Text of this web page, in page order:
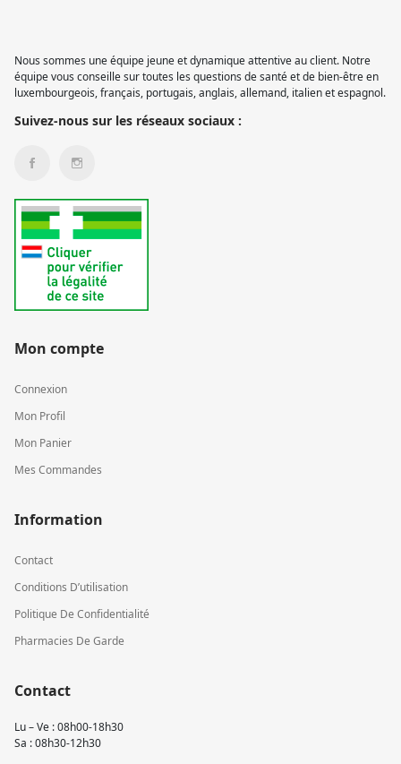
Nous sommes une équipe jeune et dynamique attentive au client. Notre
équipe vous conseille sur toutes les questions de santé et de bien-être en
luxembourgeois, français, portugais, anglais, allemand, italien et espagnol.
Suivez-nous sur les réseaux sociaux :
Mon compte
Connexion
Mon Profil
Mon Panier
Mes Commandes
Information
Contact
Conditions D’utilisation
Politique De Confidentialité
Pharmacies De Garde
Contact
Lu – Ve : 08h00-18h30
Sa : 08h30-12h30